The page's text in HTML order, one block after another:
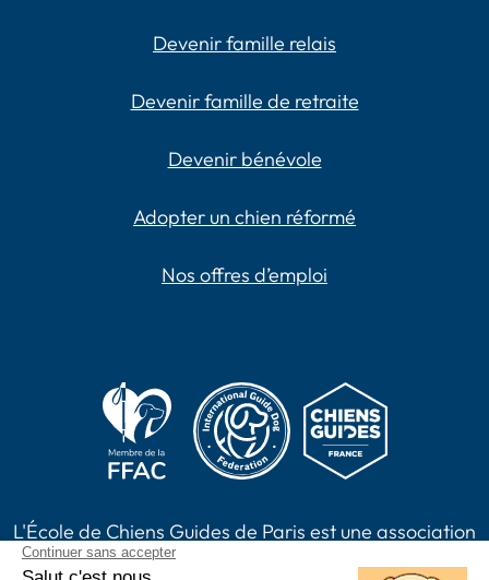
Devenir famille relais
Devenir famille de retraite
Devenir bénévole
Adopter un chien réformé
Nos offres d’emploi
L'École de Chiens Guides de Paris est une association
loi 1901, reconnue d'intérêt général habilitée à